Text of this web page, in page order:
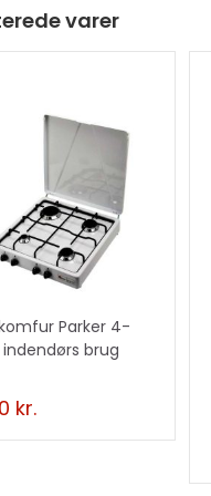
varer
Parker 4-
indendørs brug
kr.